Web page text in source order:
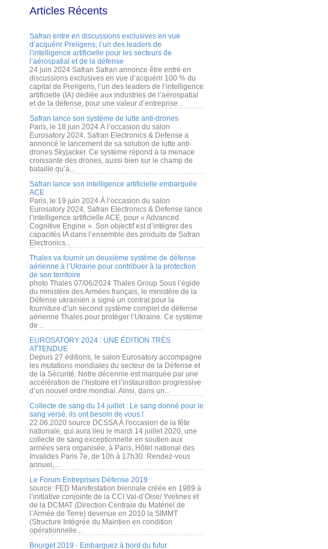
Articles Récents
Safran entre en discussions exclusives en vue
d’acquérir Preligens, l’un des leaders de
l’intelligence artificielle pour les secteurs de
l’aérospatial et de la défense
24 juin 2024 Safran Safran annonce être entré en
discussions exclusives en vue d’acquérir 100 % du
capital de Preligens, l’un des leaders de l’intelligence
artificielle (IA) dédiée aux industries de l’aérospatial
et de la défense, pour une valeur d’entreprise...
Safran lance son système de lutte anti-drones
Paris, le 18 juin 2024 À l’occasion du salon
Eurosatory 2024, Safran Electronics & Defense a
annoncé le lancement de sa solution de lutte anti-
drones Skyjacker. Ce système répond à la menace
croissante des drones, aussi bien sur le champ de
bataille qu’à...
Safran lance son intelligence artificielle embarquée
ACE
Paris, le 19 juin 2024 À l’occasion du salon
Eurosatory 2024, Safran Electronics & Defense lance
l’intelligence artificielle ACE, pour « Advanced
Cognitive Engine ». Son objectif est d’intégrer des
capacités IA dans l’ensemble des produits de Safran
Electronics...
Thales va fournir un deuxième système de défense
aérienne à l’Ukraine pour contribuer à la protection
de son territoire
photo Thales 07/06/2024 Thales Group Sous l’égide
du ministère des Armées français, le ministère de la
Défense ukrainien a signé un contrat pour la
fourniture d’un second système complet de défense
aérienne Thales pour protéger l’Ukraine. Ce système
de...
EUROSATORY 2024 : UNE ÉDITION TRÈS
ATTENDUE
Depuis 27 éditions, le salon Eurosatory accompagne
les mutations mondiales du secteur de la Défense et
de la Sécurité. Notre décennie est marquée par une
accélération de l’histoire et l’instauration progressive
d’un nouvel ordre mondial. Ainsi, dans un...
Collecte de sang du 14 juillet : Le sang donné pour le
sang versé, ils ont besoin de vous !
22.06.2020 source DCSSA À l'occasion de la fête
nationale, qui aura lieu le mardi 14 juillet 2020, une
collecte de sang exceptionnelle en soutien aux
armées sera organisée, à Paris, Hôtel national des
Invalides Paris 7e, de 10h à 17h30. Rendez-vous
annuel,...
Le Forum Entreprises Défense 2019
source: FED Manifestation biennale créée en 1989 à
l’initiative conjointe de la CCI Val-d’Oise/ Yvelines et
de la DCMAT (Direction Centrale du Matériel de
l’Armée de Terre) devenue en 2010 la SIMMT
(Structure Intégrée du Maintien en condition
opérationnelle...
Bourget 2019 - Embarquez à bord du futur